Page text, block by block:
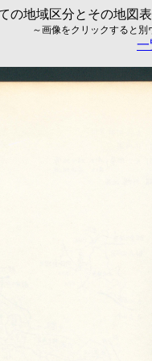
の地域区分とその地
～画像をクリックすると
一